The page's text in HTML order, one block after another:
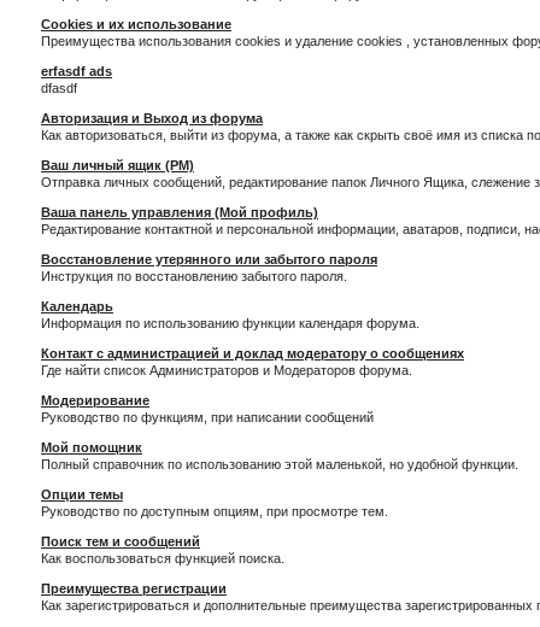
Cookies и их использование
Преимущества использования cookies и удаление cookies , установленных
erfasdf ads
dfasdf
Авторизация и Выход из форума
Как авторизоваться, выйти из форума, а также как скрыть своё имя из списка
Ваш личный ящик (PM)
Отправка личных сообщений, редактирование папок Личного Ящика,
Ваша панель управления (Мой профиль)
Редактирование контактной и персональной информации, аватаров,
Восстановление утерянного или забытого пароля
Инструкция по восстановлению забытого пароля.
Календарь
Информация по использованию функции календаря форума.
Контакт с администрацией и доклад модератору о сообщениях
Где найти список Администраторов и Модераторов форума.
Модерирование
Руководство по функциям, при написании сообщений
Мой помощник
Полный справочник по использованию этой маленькой, но удобной функции.
Опции темы
Руководство по доступным опциям, при просмотре тем.
Поиск тем и сообщений
Как воспользоваться функцией поиска.
Преимущества регистрации
Как зарегистрироваться и дополнительные преимущества зарегистрированных